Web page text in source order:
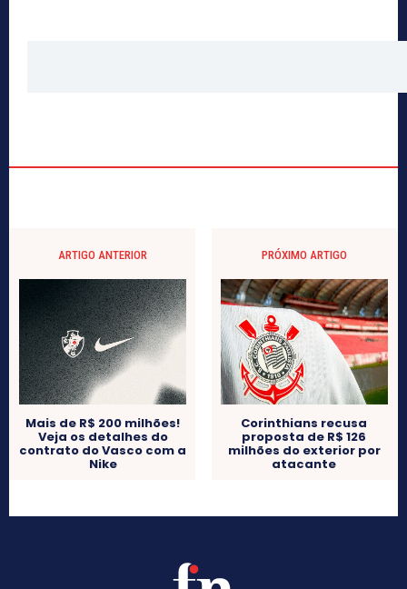
ARTIGO ANTERIOR
Mais de R$ 200 milhões!
Veja os detalhes do
contrato do Vasco com a
Nike
PRÓXIMO ARTIGO
Corinthians recusa
proposta de R$ 126
milhões do exterior por
atacante